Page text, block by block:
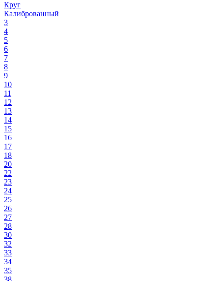
Круг
Калиброванный
3
4
5
6
7
8
9
10
11
12
13
14
15
16
17
18
20
22
23
24
25
26
27
28
30
32
33
34
35
38